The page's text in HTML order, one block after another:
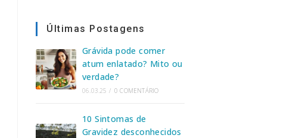
Últimas Postagens
Grávida pode comer
atum enlatado? Mito ou
verdade?
06.03.25 / 0 COMENTÁRIO
10 Sintomas de
Gravidez desconhecidos